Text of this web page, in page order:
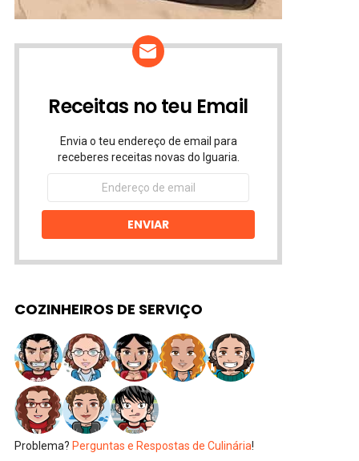
Receitas no teu Email
Envia o teu endereço de email para
receberes receitas novas do Iguaria.
Endereço
email
ENVIAR
COZINHEIROS DE SERVIÇO
Problema? Perguntas e Respostas de Culinária!